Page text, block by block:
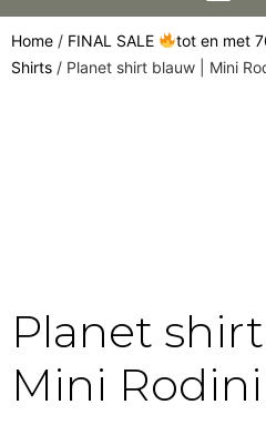
Home / FINAL SALE tot en met
Shirts / Planet shirt blauw | Mini
Planet
Mini Rodini